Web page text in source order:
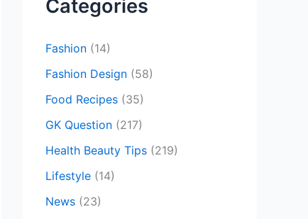
h
o
r
:
Categories
Fashion (14)
Fashion Design (58)
Food Recipes (35)
GK Question (217)
Health Beauty Tips (219)
Lifestyle (14)
News (23)